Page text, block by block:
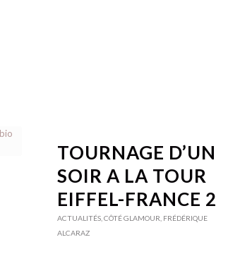
TOURNAGE D’UN
SOIR A LA TOUR
EIFFEL-FRANCE 2
ACTUALITÉS,CÔTÉ GLAMOUR, FRÉDÉRIQUE
ALCARAZ